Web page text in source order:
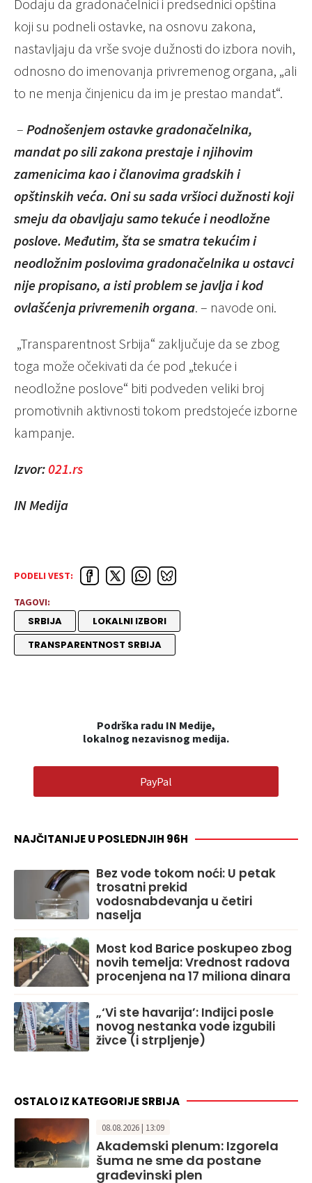
Dodaju da gradonačelnici i predsednici opština
koji su podneli ostavke, na osnovu zakona,
nastavljaju da vrše svoje dužnosti do izbora novih,
odnosno do imenovanja privremenog organa, „ali
to ne menja činjenicu da im je prestao mandat“.
– Podnošenjem ostavke gradonačelnika,
mandat po sili zakona prestaje i njihovim
zamenicima kao i članovima gradskih i
opštinskih veća. Oni su sada vršioci dužnosti koji
smeju da obavljaju samo tekuće i neodložne
poslove. Međutim, šta se smatra tekućim i
neodložnim poslovima gradonačelnika u ostavci
nije propisano, a isti problem se javlja i kod
ovlašćenja privremenih organa. – navode oni.
„Transparentnost Srbija“ zaključuje da se zbog
toga može očekivati da će pod „tekuće i
neodložne poslove“ biti podveden veliki broj
promotivnih aktivnosti tokom predstojeće izborne
kampanje.
Izvor:021.rs
IN Medija
PODELI VEST:
TAGOVI:
SRBIJA
LOKALNI IZBORI
TRANSPARENTNOST SRBIJA
Podrška radu IN Medije,
lokalnog nezavisnog medija.
PayPal
NAJČITANIJE U POSLEDNJIH 96H
Bez vode tokom noći: U petak
trosatni prekid
vodosnabdevanja u četiri
naselja
Most kod Barice poskupeo zbog
novih temelja: Vrednost radova
procenjena na 17 miliona dinara
„‘Vi ste havarija’: Inđijci posle
novog nestanka vode izgubili
živce (i strpljenje)
OSTALO IZ KATEGORIJE SRBIJA
08.08.2026 | 13:09
Akademski plenum: Izgorela
šuma ne sme da postane
građevinski plen